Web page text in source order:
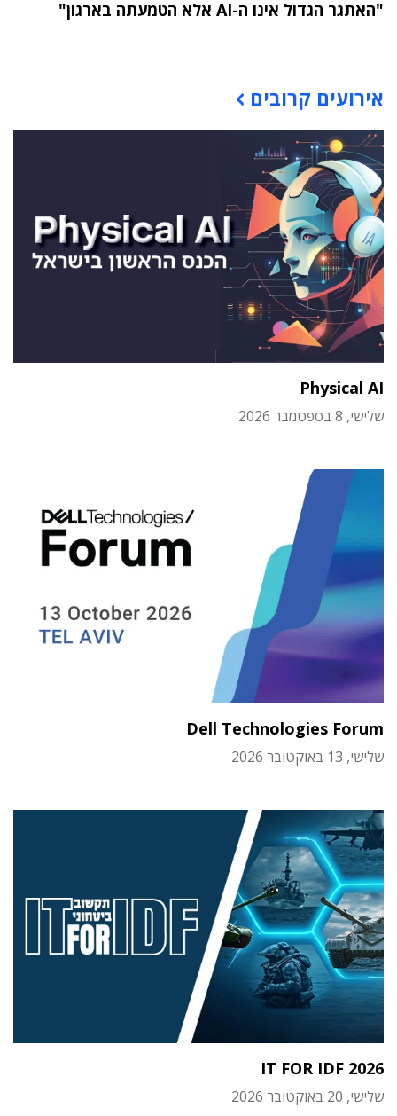
"האתגר הגדול אינו ה-AI אלא הטמעתה בארגון"
אירועים קרובים
Physical AI
שלישי, 8 בספטמבר 2026
Dell Technologies Forum
שלישי, 13 באוקטובר 2026
IT FOR IDF 2026
שלישי, 20 באוקטובר 2026